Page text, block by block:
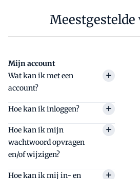
Meestgestelde
Mijn account
Wat kan ik met een
account?
Met een gratis account heb je
maand. Wil je graag onbeperkt
lezen? Bekijk dan één van
abonnementen
Hoe kan ik inloggen?
Als je een (gratis) account hebt,
kun je inloggen via
www.salarisnet.nl/inloggen
Hoe kan ik mijn
wachtwoord opvragen
en/of wijzigen?
Ga naar
Hoe kan ik mij in- en